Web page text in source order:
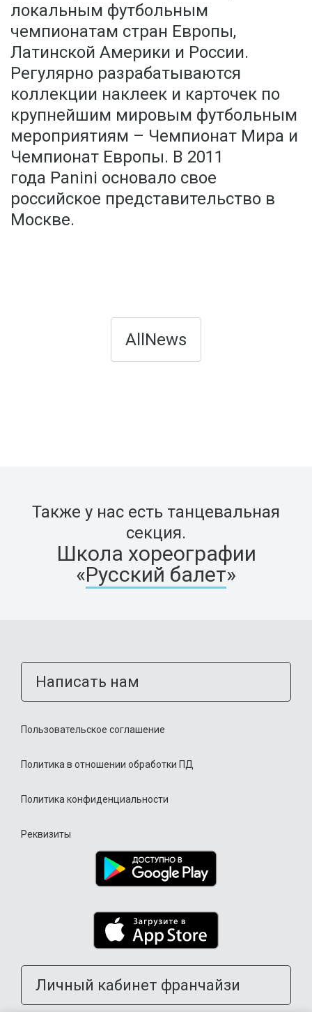
локальным футбольным
чемпионатам стран Европы,
Латинской Америки и России.
Регулярно разрабатываются
коллекции наклеек и карточек по
крупнейшим мировым футбольным
мероприятиям – Чемпионат Мира и
Чемпионат Европы. В 2011
года Panini основало свое
российское представительство в
Москве.
AllNews
Также у нас есть танцевальная
секция.
Школа хореографии
«Русский балет»
Написать нам
Пользовательское соглашение
Политика в отношении обработки ПД
Политика конфиденциальности
Реквизиты
Личный кабинет франчайзи